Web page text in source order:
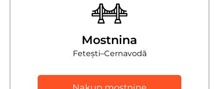
Mostnina
Fetești–Cernavodă